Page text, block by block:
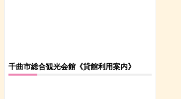
千曲市総合観光会館《貸館利用案内》